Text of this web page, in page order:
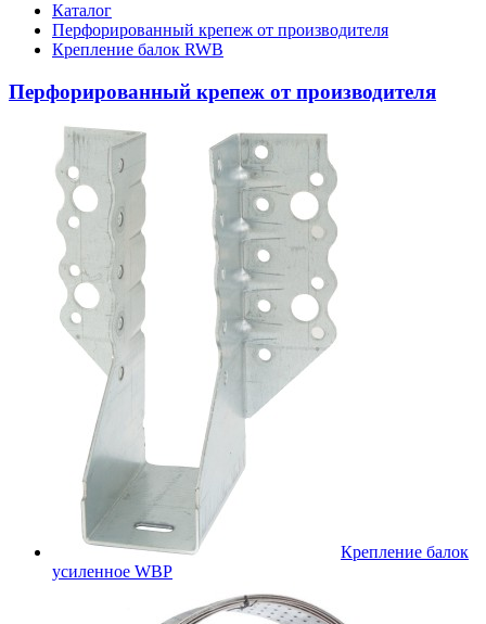
Каталог
Перфорированный крепеж от производителя
Крепление балок RWB
Перфорированный крепеж от производителя
Крепление балок
усиленное WBР